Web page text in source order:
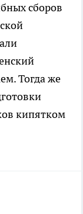
сборов
Тогда же
кипятком